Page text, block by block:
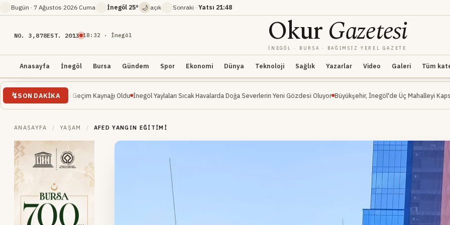
Bugün · 7 Ağustos 2026 Cuma İnegöl 25° 🌙 açık Sonraki · Yatsı 21:48
NO. 3,878EST. 2013 18 : 32 · İnegöl OkurGazetesi
İNEGÖL · BURSA · BAĞIMSIZ YEREL GAZETE
Anasayfa İnegöl Bursa Gündem Spor Ekonomi Dünya Teknoloji Sağlık Yazarlar Video Galeri Tüm
SON DAKIKA
Geçim Kaynağı Oldu İnegöl Yaylaları Sıcak Havalarda Doğa Severlerin Yeni Gözdesi Oluyor Büyükşehir, İnegöl'de Üç Mahalleyi Kapsayan Ulaşım
ANASAYFA / YAŞAM / AFED YANGIN EĞITIMI